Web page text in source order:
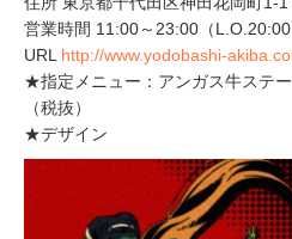
営業時間 11:00～23:00（L.O.20:00
URL http://www.yodobashi-
★指定メニュー：アンガス牛ステ
（税抜）
★デザイン